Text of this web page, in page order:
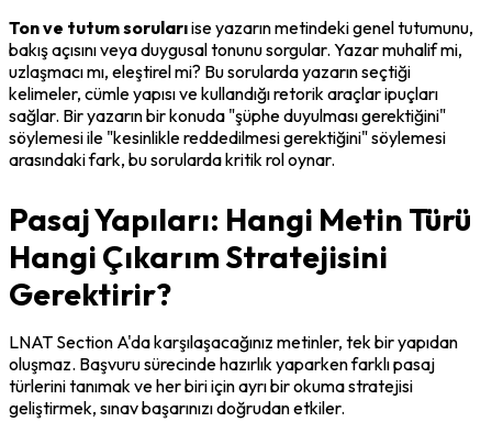
Ton ve tutum soruları ise yazarın metindeki genel tutumunu,
bakış açısını veya duygusal tonunu sorgular. Yazar muhalif mi,
uzlaşmacı mı, eleştirel mi? Bu sorularda yazarın seçtiği
kelimeler, cümle yapısı ve kullandığı retorik araçlar ipuçları
sağlar. Bir yazarın bir konuda "şüphe duyulması gerektiğini"
söylemesi ile "kesinlikle reddedilmesi gerektiğini" söylemesi
arasındaki fark, bu sorularda kritik rol oynar.
Pasaj Yapıları: Hangi Metin Türü
Hangi Çıkarım Stratejisini
Gerektirir?
LNAT Section A'da karşılaşacağınız metinler, tek bir yapıdan
oluşmaz. Başvuru sürecinde hazırlık yaparken farklı pasaj
türlerini tanımak ve her biri için ayrı bir okuma stratejisi
geliştirmek, sınav başarınızı doğrudan etkiler.